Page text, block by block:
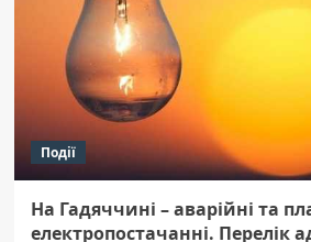
урахуванням
норм
доступності
Події
На Гадяччині – аварійні та
електропостачанні. Перелік